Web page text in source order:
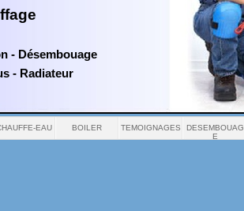
EAU BOILER TEMOIGNAGES
DESEMBOUAG
E
- Désembouage
-Radiateur